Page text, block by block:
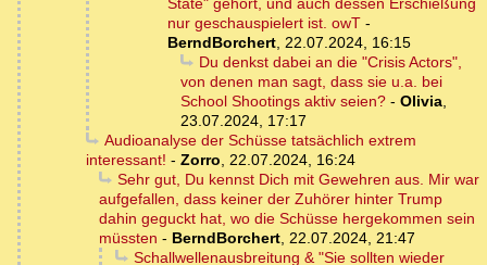
State" gehört, und auch dessen Erschießung
nur geschauspielert ist. owT -
BerndBorchert, 22.07.2024, 16:15
Du denkst dabei an die "Crisis Actors",
von denen man sagt, dass sie u.a. bei
School Shootings aktiv seien? - Olivia,
23.07.2024, 17:17
Audioanalyse der Schüsse tatsächlich extrem
interessant! - Zorro, 22.07.2024, 16:24
Sehr gut, Du kennst Dich mit Gewehren aus. Mir war
aufgefallen, dass keiner der Zuhörer hinter Trump
dahin geguckt hat, wo die Schüsse hergekommen sein
müssten - BerndBorchert, 22.07.2024, 21:47
Schallwellenausbreitung & "Sie sollten wieder